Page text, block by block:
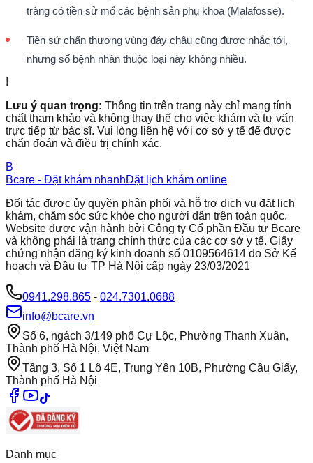
tràng có tiền sử mổ các bệnh sản phụ khoa (Malafosse).
Tiền sử chấn thương vùng đáy chậu cũng được nhắc tới,
nhưng số bệnh nhân thuộc loại này không nhiều.
!
Lưu ý quan trọng: Thông tin trên trang này chỉ mang tính
chất tham khảo và không thay thế cho việc khám và tư vấn
trực tiếp từ bác sĩ. Vui lòng liên hệ với cơ sở y tế để được
chẩn đoán và điều trị chính xác.
B
Bcare - Đặt khám nhanhĐặt lịch khám online
Đối tác được ủy quyền phân phối và hỗ trợ dịch vụ đặt lịch
khám, chăm sóc sức khỏe cho người dân trên toàn quốc.
Website được vận hành bởi Công ty Cổ phần Đầu tư Bcare
và không phải là trang chính thức của các cơ sở y tế. Giấy
chứng nhận đăng ký kinh doanh số 0109564614 do Sở Kế
hoạch và Đầu tư TP Hà Nội cấp ngày 23/03/2021
0941.298.865 - 024.7301.0688
info@bcare.vn
Số 6, ngách 3/149 phố Cự Lộc, Phường Thanh Xuân,
Thành phố Hà Nội, Việt Nam
Tầng 3, Số 1 Lô 4E, Trung Yên 10B, Phường Cầu Giấy,
Thành phố Hà Nội
Danh mục